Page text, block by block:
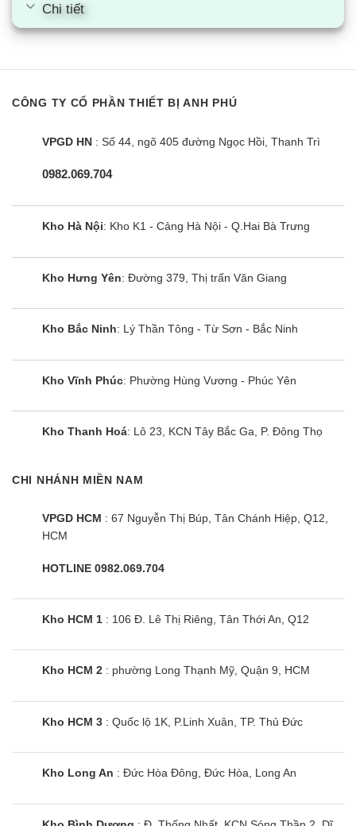
Chi tiết
CÔNG TY CỔ PHẦN THIẾT BỊ ANH PHÚ
VPGD HN : Số 44, ngõ 405 đường Ngọc Hồi, Thanh Trì
0982.069.704
Kho Hà Nội: Kho K1 - Cảng Hà Nội - Q.Hai Bà Trưng
Kho Hưng Yên: Đường 379, Thị trấn Văn Giang
Kho Bắc Ninh: Lý Thần Tông - Từ Sơn - Bắc Ninh
Kho Vĩnh Phúc: Phường Hùng Vương - Phúc Yên
Kho Thanh Hoá: Lô 23, KCN Tây Bắc Ga, P. Đông Thọ
CHI NHÁNH MIỀN NAM
VPGD HCM : 67 Nguyễn Thị Búp, Tân Chánh Hiệp, Q12,
HCM
HOTLINE 0982.069.704
Kho HCM 1 : 106 Đ. Lê Thị Riêng, Tân Thới An, Q12
Kho HCM 2 : phường Long Thạnh Mỹ, Quận 9, HCM
Kho HCM 3 : Quốc lộ 1K, P.Linh Xuân, TP. Thủ Đức
Kho Long An : Đức Hòa Đông, Đức Hòa, Long An